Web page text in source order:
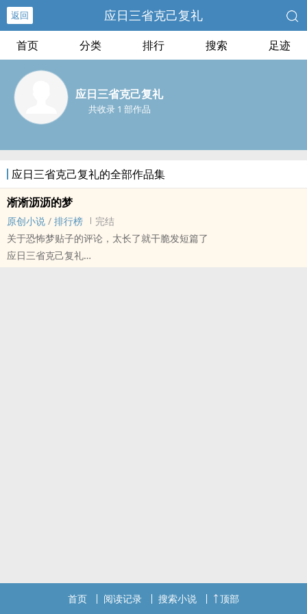
返回 应日三省克己复礼
首页 分类 排行 搜索 足迹
应日三省克己复礼
共收录 1 部作品
应日三省克己复礼的全部作品集
淅淅沥沥的梦
原创小说 / 排行榜
完结
关于恐怖梦贴子的评论，太长了就干脆发短篇了
应日三省克己复礼
首页 阅读记录 搜索小说 顶部